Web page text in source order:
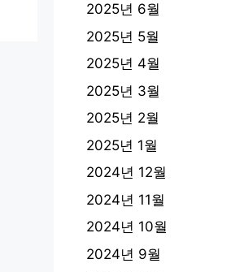
2025년 6월
2025년 5월
2025년 4월
2025년 3월
2025년 2월
2025년 1월
2024년 12월
2024년 11월
2024년 10월
2024년 9월